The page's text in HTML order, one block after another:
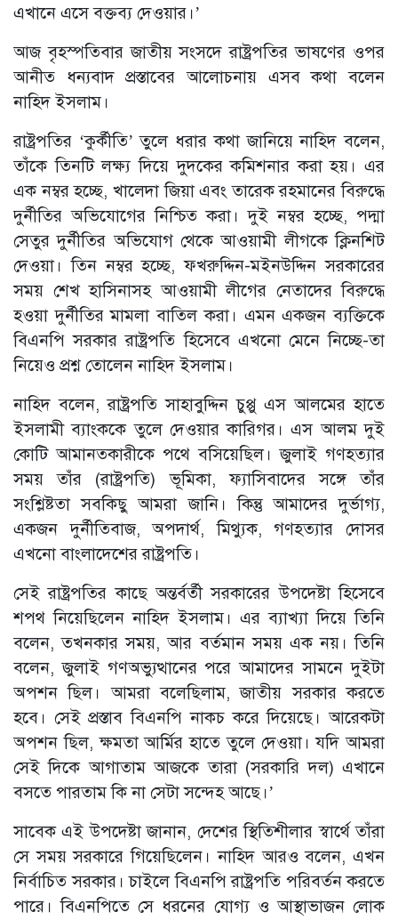
এখানে এসে বক্তব্য দেওয়ার।’
আজ বৃহস্পতিবার জাতীয় সংসদে রাষ্ট্রপতির ভাষণের ওপর
আনীত ধন্যবাদ প্রস্তাবের আলোচনায় এসব কথা বলেন
নাহিদ ইসলাম।
রাষ্ট্রপতির ‘কুর্কীতি’ তুলে ধরার কথা জানিয়ে নাহিদ বলেন,
তাঁকে তিনটি লক্ষ্য দিয়ে দুদকের কমিশনার করা হয়। এর
এক নম্বর হচ্ছে, খালেদা জিয়া এবং তারেক রহমানের বিরুদ্ধে
দুর্নীতির অভিযোগের নিশ্চিত করা। দুই নম্বর হচ্ছে, পদ্মা
সেতুর দুর্নীতির অভিযোগ থেকে আওয়ামী লীগকে ক্লিনশিট
দেওয়া। তিন নম্বর হচ্ছে, ফখরুদ্দিন-মইনউদ্দিন সরকারের
সময় শেখ হাসিনাসহ আওয়ামী লীগের নেতাদের বিরুদ্ধে
হওয়া দুর্নীতির মামলা বাতিল করা। এমন একজন ব্যক্তিকে
বিএনপি সরকার রাষ্ট্রপতি হিসেবে এখনো মেনে নিচ্ছে-তা
নিয়েও প্রশ্ন তোলেন নাহিদ ইসলাম।
নাহিদ বলেন, রাষ্ট্রপতি সাহাবুদ্দিন চুপ্পু এস আলমের হাতে
ইসলামী ব্যাংককে তুলে দেওয়ার কারিগর। এস আলম দুই
কোটি আমানতকারীকে পথে বসিয়েছিল। জুলাই গণহত্যার
সময় তাঁর (রাষ্ট্রপতি) ভূমিকা, ফ্যাসিবাদের সঙ্গে তাঁর
সংশ্লিষ্টতা সবকিছু আমরা জানি। কিন্তু আমাদের দুর্ভাগ্য,
একজন দুর্নীতিবাজ, অপদার্থ, মিথ্যুক, গণহত্যার দোসর
এখনো বাংলাদেশের রাষ্ট্রপতি।
সেই রাষ্ট্রপতির কাছে অন্তর্বর্তী সরকারের উপদেষ্টা হিসেবে
শপথ নিয়েছিলেন নাহিদ ইসলাম। এর ব্যাখ্যা দিয়ে তিনি
বলেন, তখনকার সময়, আর বর্তমান সময় এক নয়। তিনি
বলেন, জুলাই গণঅভ্যুত্থানের পরে আমাদের সামনে দুইটা
অপশন ছিল। আমরা বলেছিলাম, জাতীয় সরকার করতে
হবে। সেই প্রস্তাব বিএনপি নাকচ করে দিয়েছে। আরেকটা
অপশন ছিল, ক্ষমতা আর্মির হাতে তুলে দেওয়া। যদি আমরা
সেই দিকে আগাতাম আজকে তারা (সরকারি দল) এখানে
বসতে পারতাম কি না সেটা সন্দেহ আছে।’
সাবেক এই উপদেষ্টা জানান, দেশের স্থিতিশীলার স্বার্থে তাঁরা
সে সময় সরকারে গিয়েছিলেন। নাহিদ আরও বলেন, এখন
নির্বাচিত সরকার। চাইলে বিএনপি রাষ্ট্রপতি পরিবর্তন করতে
পারে। বিএনপিতে সে ধরনের যোগ্য ও আস্থাভাজন লোক